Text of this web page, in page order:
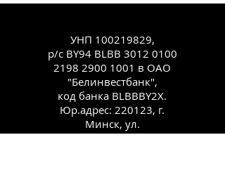
УНП 100219829,
р/с BY94 BLBB 3012 0100
2198 2900 1001 в ОАО
"Белинвестбанк",
код банка BLBBBY2X.
Юр.адрес: 220123, г.
Минск, ул.
Старовиленская, 100,